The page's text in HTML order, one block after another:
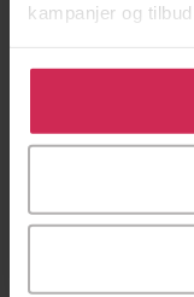
kampanjer og
Klikk på «Godta
bruke cookies for
tilpasse ditt
The
Forfattere Irina
Forlag